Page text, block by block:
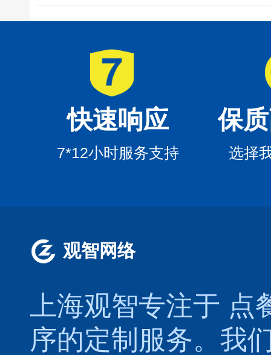
快速响应
7*12小时服务支持
保
选择
观智网络
上海观智专注于 点
序的定制服务。我